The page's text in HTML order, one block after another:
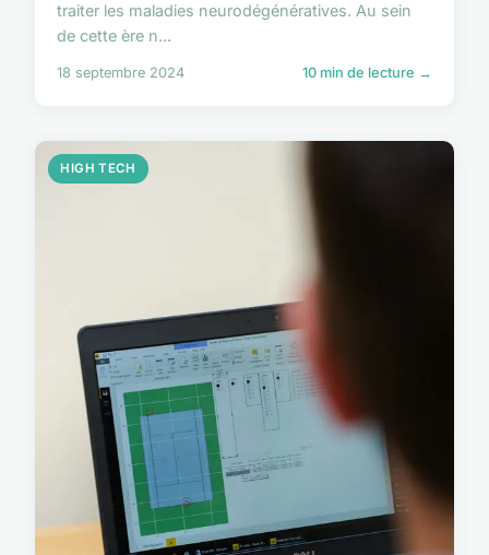
traiter les maladies neurodégénératives. Au sein
de cette ère n...
18 septembre 2024 10 min de lecture →
HIGH TECH